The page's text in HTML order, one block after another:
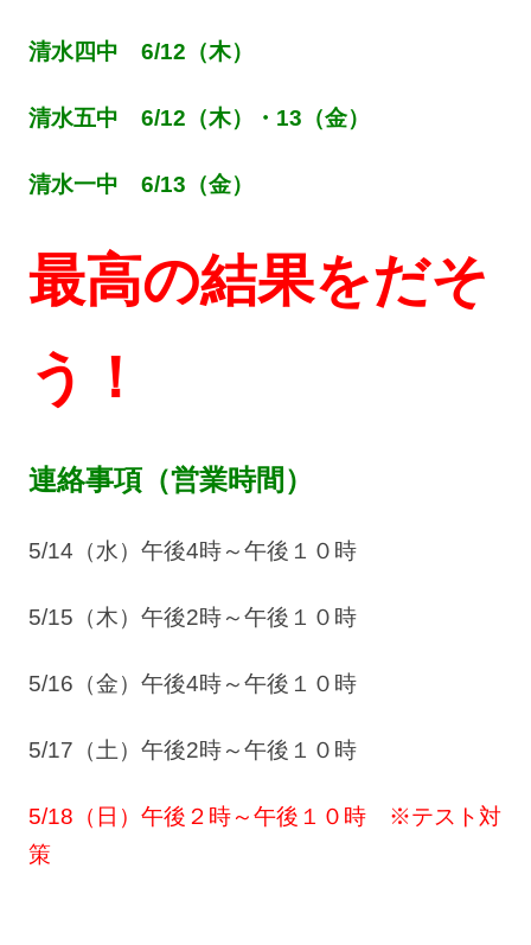
清水四中 6/12（木）
清水五中 6/12（木）・13（金）
清水一中 6/13（金）
最高の結果をだそ
う！
連絡事項（営業時間）
5/14（水）午後4時～午後１０時
5/15（木）午後2時～午後１０時
5/16（金）午後4時～午後１０時
5/17（土）午後2時～午後１０時
5/18（日）午後２時～午後１０時 ※テスト対
策